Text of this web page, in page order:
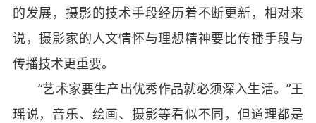
的发展，摄影的技术手段经历着不断更新，相对来
说，摄影家的人文情怀与理想精神要比传播手段与
传播技术更重要。
“艺术家要生产出优秀作品就必须深入生活。”王
瑶说，音乐、绘画、摄影等看似不同，但道理都是